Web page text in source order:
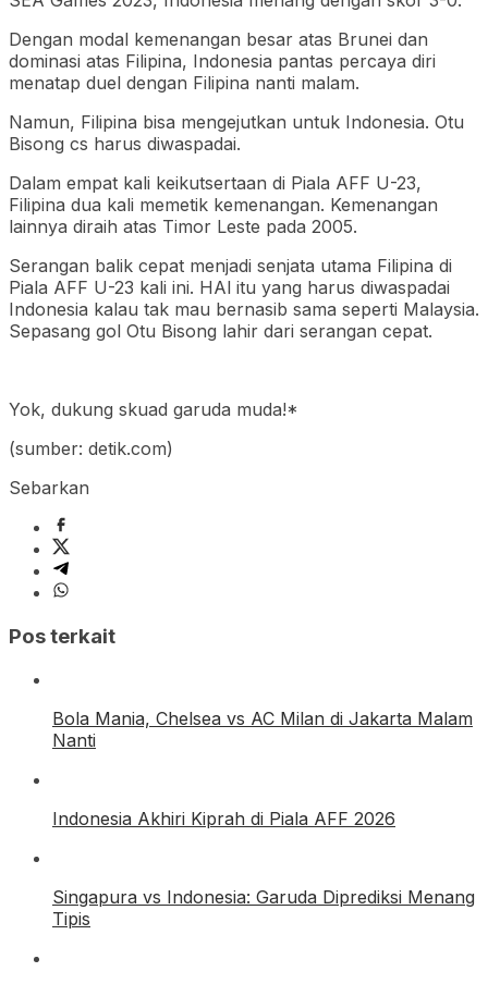
Dengan modal kemenangan besar atas Brunei dan
dominasi atas Filipina, Indonesia pantas percaya diri
menatap duel dengan Filipina nanti malam.
Namun, Filipina bisa mengejutkan untuk Indonesia. Otu
Bisong cs harus diwaspadai.
Dalam empat kali keikutsertaan di Piala AFF U-23,
Filipina dua kali memetik kemenangan. Kemenangan
lainnya diraih atas Timor Leste pada 2005.
Serangan balik cepat menjadi senjata utama Filipina di
Piala AFF U-23 kali ini. HAl itu yang harus diwaspadai
Indonesia kalau tak mau bernasib sama seperti Malaysia.
Sepasang gol Otu Bisong lahir dari serangan cepat.
Yok, dukung skuad garuda muda!*
(sumber: detik.com)
Sebarkan
Pos terkait
Bola Mania, Chelsea vs AC Milan di Jakarta Malam
Nanti
Indonesia Akhiri Kiprah di Piala AFF 2026
Singapura vs Indonesia: Garuda Diprediksi Menang
Tipis